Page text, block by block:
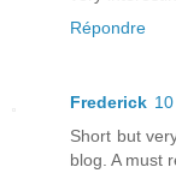
Répondre
Frederick
Short but
blog. A must